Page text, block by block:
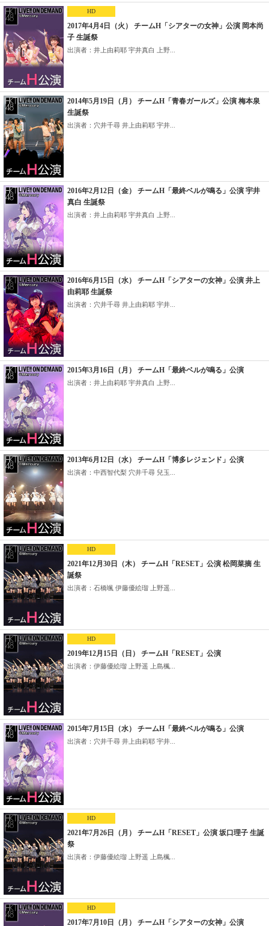
HD
2017年4月4日（火） チームH「シアターの女神」公演 岡本尚
子 生誕祭
出演者：井上由莉耶 宇井真白 上野...
2014年5月19日（月） チームH「青春ガールズ」公演 梅本泉
生誕祭
出演者：穴井千尋 井上由莉耶 宇井...
2016年2月12日（金） チームH「最終ベルが鳴る」公演 宇井
真白 生誕祭
出演者：井上由莉耶 宇井真白 上野...
2016年6月15日（水） チームH「シアターの女神」公演 井上
由莉耶 生誕祭
出演者：穴井千尋 井上由莉耶 宇井...
2015年3月16日（月） チームH「最終ベルが鳴る」公演
出演者：井上由莉耶 宇井真白 上野...
2013年6月12日（水） チームH「博多レジェンド」公演
出演者：中西智代梨 穴井千尋 兒玉...
HD
2021年12月30日（木） チームH「RESET」公演 松岡菜摘 生
誕祭
出演者：石橋颯 伊藤優絵瑠 上野遥...
HD
2019年12月15日（日） チームH「RESET」公演
出演者：伊藤優絵瑠 上野遥 上島楓...
2015年7月15日（水） チームH「最終ベルが鳴る」公演
出演者：穴井千尋 井上由莉耶 宇井...
HD
2021年7月26日（月） チームH「RESET」公演 坂口理子 生誕
祭
出演者：伊藤優絵瑠 上野遥 上島楓...
HD
2017年7月10日（月） チームH「シアターの女神」公演